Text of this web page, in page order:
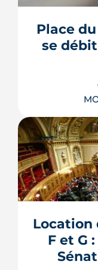
l'accord du
livraison,
s'encadrent
Place
se
L'esplanade
Malville,
travaux
plantée,
Lallement,
Location
F et G